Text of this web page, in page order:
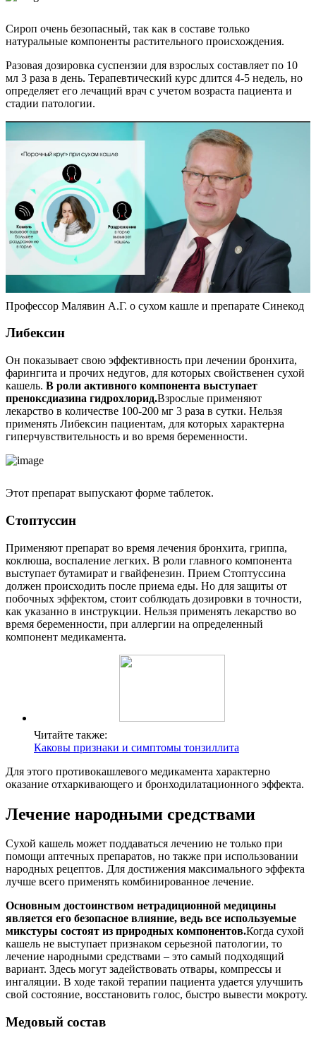
Сироп очень безопасный, так как в составе только
натуральные компоненты растительного происхождения.
Разовая дозировка суспензии для взрослых составляет по 10
мл 3 раза в день. Терапевтический курс длится 4-5 недель, но
определяет его лечащий врач с учетом возраста пациента и
стадии патологии.
Профессор Малявин А.Г. о сухом кашле и препарате Синекод
Либексин
Он показывает свою эффективность при лечении бронхита,
фарингита и прочих недугов, для которых свойственен сухой
кашель. В роли активного компонента выступает
преноксдиазина гидрохлорид.Взрослые применяют
лекарство в количестве 100-200 мг 3 раза в сутки. Нельзя
применять Либексин пациентам, для которых характерна
гиперчувствительность и во время беременности.
Этот препарат выпускают форме таблеток.
Стоптуссин
Применяют препарат во время лечения бронхита, гриппа,
коклюша, воспаление легких. В роли главного компонента
выступает бутамират и гвайфенезин. Прием Стоптуссина
должен происходить после приема еды. Но для защиты от
побочных эффектом, стоит соблюдать дозировки в точности,
как указанно в инструкции. Нельзя применять лекарство во
время беременности, при аллергии на определенный
компонент медикамента.
Читайте также:
Каковы признаки и симптомы тонзиллита
Для этого противокашлевого медикамента характерно
оказание отхаркивающего и бронходилатационного эффекта.
Лечение народными средствами
Сухой кашель может поддаваться лечению не только при
помощи аптечных препаратов, но также при использовании
народных рецептов. Для достижения максимального эффекта
лучше всего применять комбинированное лечение.
Основным достоинством нетрадиционной медицины
является его безопасное влияние, ведь все используемые
микстуры состоят из природных компонентов.Когда сухой
кашель не выступает признаком серьезной патологии, то
лечение народными средствами – это самый подходящий
вариант. Здесь могут задействовать отвары, компрессы и
ингаляции. В ходе такой терапии пациента удается улучшить
свой состояние, восстановить голос, быстро вывести мокроту.
Медовый состав